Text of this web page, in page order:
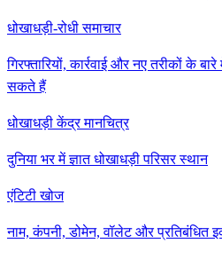
धोखाधड़ी-रोधी समाचार
गिरफ्तारियों, कार्रवाई और नए तरीकों के
सकते हैं
धोखाधड़ी केंद्र मानचित्र
दुनिया भर में ज्ञात धोखाधड़ी परिसर स्थान
एंटिटी खोज
नाम, कंपनी, डोमेन, वॉलेट और प्रतिबंधित